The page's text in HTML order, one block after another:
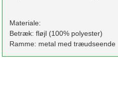
Materiale:
Betræk: fløjl (100% polyester)
Ramme: metal med træudseende